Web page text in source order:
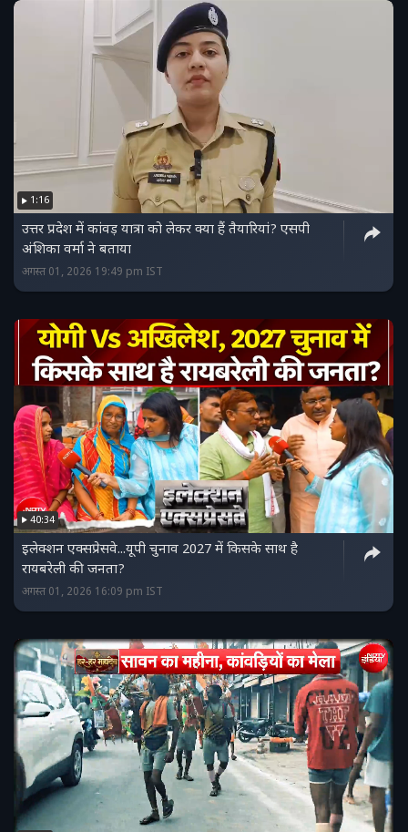
1:16
उत्तर प्रदेश में कांवड़ यात्रा को लेकर क्या हैं तैयारियां? एसपी
अंशिका वर्मा ने बताया
अगस्त 01, 2026 19:49 pm IST
40:34
इलेक्शन एक्सप्रेसवे...यूपी चुनाव 2027 में किसके साथ है
रायबरेली की जनता?
अगस्त 01, 2026 16:09 pm IST